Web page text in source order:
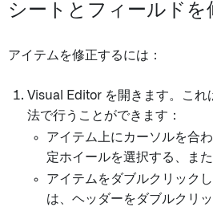
シートとフィールドを
アイテムを修正するには：
Visual Editor を開きます。これ
法で行うことができます：
アイテム上にカーソルを合
定ホイールを選択する、ま
アイテムをダブルクリック
は、ヘッダーをダブルクリッ